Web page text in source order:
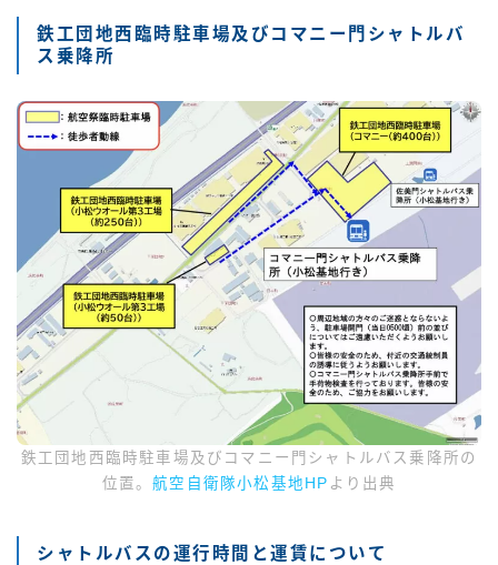
鉄工団地西臨時駐車場及びコマニー門シャトルバ
ス乗降所
鉄工団地西臨時駐車場及びコマニー門シャトルバス乗降所の
位置。航空自衛隊小松基地HP より出典
シャトルバスの運行時間と運賃について